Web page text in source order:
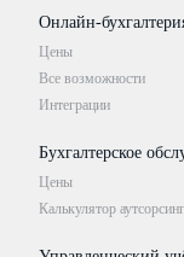
Онлайн-
Цены
Все возможности
Интеграции
Бухгалтерское
Цены
Калькулятор